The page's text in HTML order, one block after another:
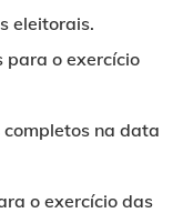
eleitorais.
para o exercício
na data
o exercício das